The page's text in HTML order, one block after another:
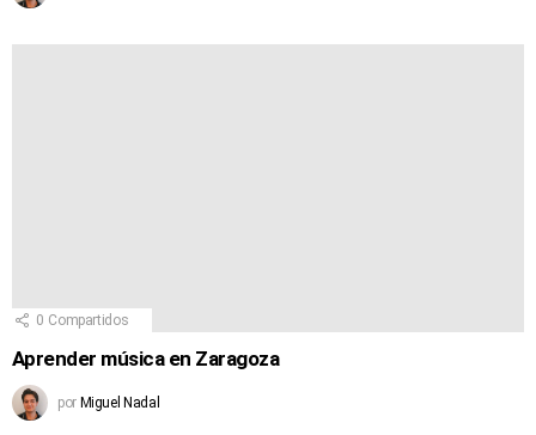
0 Compartidos
Aprender música en Zaragoza
por Miguel Nadal